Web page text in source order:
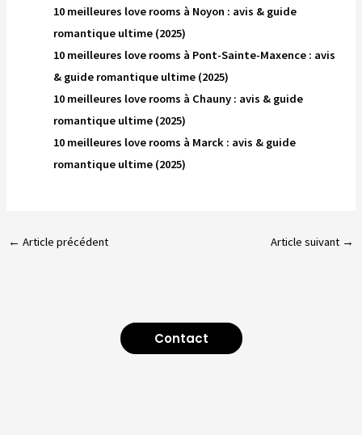
10 meilleures love rooms à Noyon : avis & guide
romantique ultime (2025)
10 meilleures love rooms à Pont-Sainte-Maxence : avis
& guide romantique ultime (2025)
10 meilleures love rooms à Chauny : avis & guide
romantique ultime (2025)
10 meilleures love rooms à Marck : avis & guide
romantique ultime (2025)
← Article précédent Article suivant →
Contact